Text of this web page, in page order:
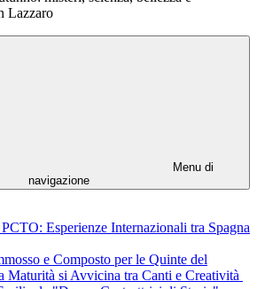
Lazzaro
Menu di
navigazione
Esperienze Internazionali tra Spagna
e Composto per le Quinte del
Maturità si Avvicina tra Canti e Creatività